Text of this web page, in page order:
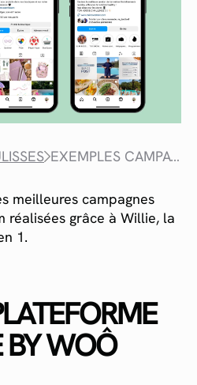
EXEMPLES CAMPAGNES INSTAGRAM UGC
meilleures campagnes
réalisées grâce à Willie, la
1.
BY WOÔ